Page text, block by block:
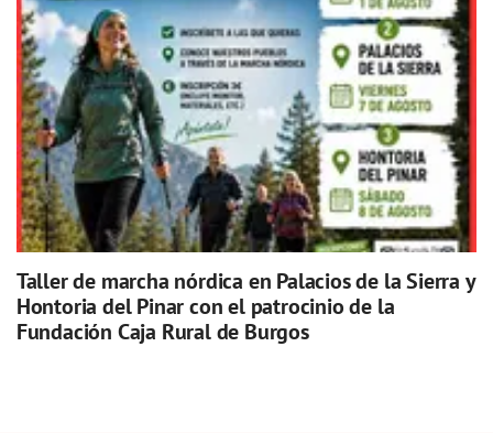
Taller de marcha nórdica en Palacios de la Sierra y
Hontoria del Pinar con el patrocinio de la
Fundación Caja Rural de Burgos